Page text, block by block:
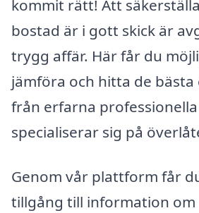
kommit rätt! Att
bostad är i gott skick är
trygg affär. Här får du
jämföra och hitta de
från erfarna
specialiserar sig på
Genom vår plattform får
tillgång till information om